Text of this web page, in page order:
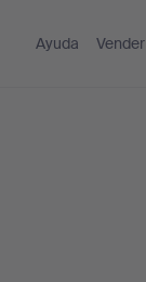
Ayuda Vender